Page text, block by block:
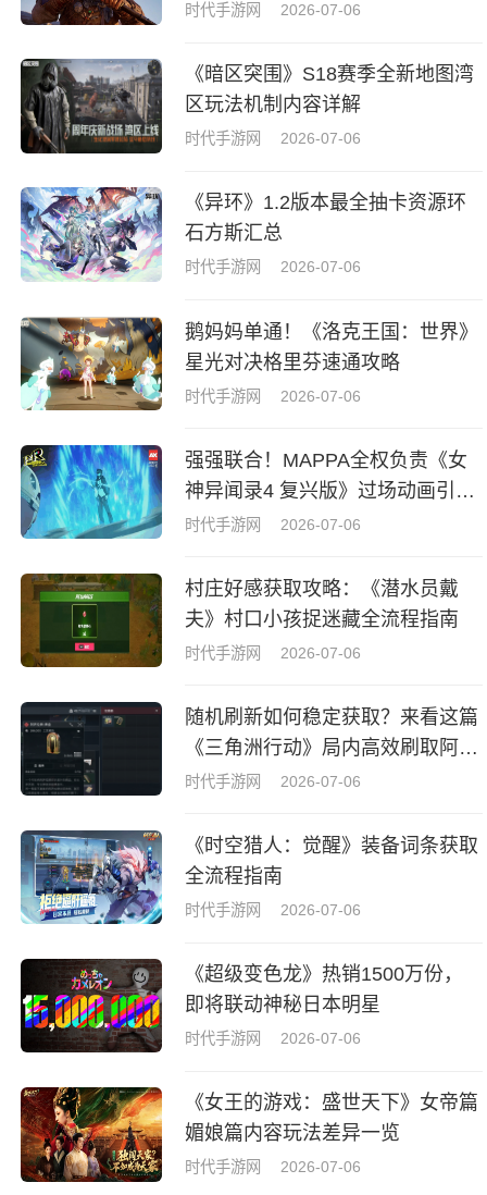
时代手游网 2026-07-06
《暗区突围》S18赛季全新地图湾
区玩法机制内容详解
时代手游网 2026-07-06
《异环》1.2版本最全抽卡资源环
石方斯汇总
时代手游网 2026-07-06
鹅妈妈单通！《洛克王国：世界》
星光对决格里芬速通攻略
时代手游网 2026-07-06
强强联合！MAPPA全权负责《女
神异闻录4 复兴版》过场动画引热
议
时代手游网 2026-07-06
村庄好感获取攻略：《潜水员戴
夫》村口小孩捉迷藏全流程指南
时代手游网 2026-07-06
随机刷新如何稳定获取？来看这篇
《三角洲行动》局内高效刷取阿萨
拉牌盒指南
时代手游网 2026-07-06
《时空猎人：觉醒》装备词条获取
全流程指南
时代手游网 2026-07-06
《超级变色龙》热销1500万份，
即将联动神秘日本明星
时代手游网 2026-07-06
《女王的游戏：盛世天下》女帝篇
媚娘篇内容玩法差异一览
时代手游网 2026-07-06